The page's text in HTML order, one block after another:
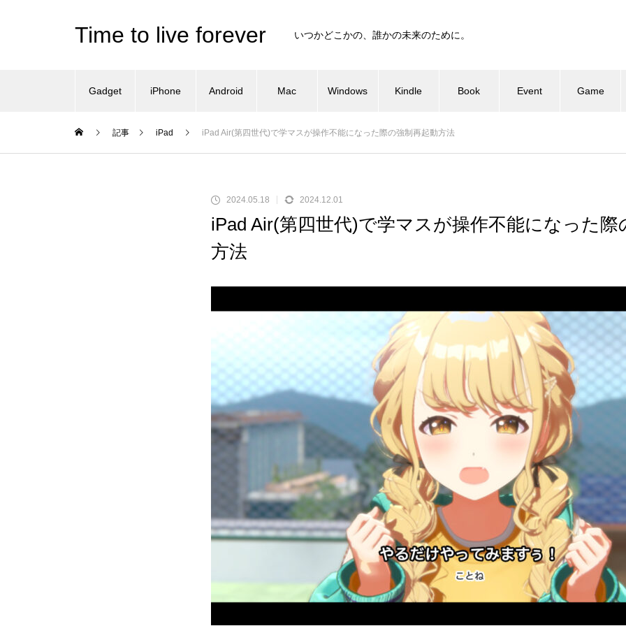
Time to live forever いつかどこかの、誰かの未来のために。
Gadget iPhone Android Mac Windows Kindle Book Event Game
記事 iPad iPad Air(第四世代)で学マスが操作不能になった際の強制再起動方法
2024.05.18 2024.12.01
iPad Air(第四世代)で学マスが操作不能になった際
方法